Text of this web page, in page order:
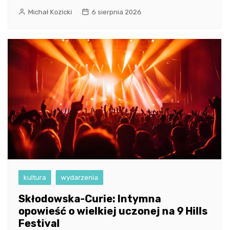
Michał Kozicki 6 sierpnia 2026
kultura wydarzenia
Skłodowska-Curie: Intymna
opowieść o wielkiej uczonej na 9 Hills
Festival